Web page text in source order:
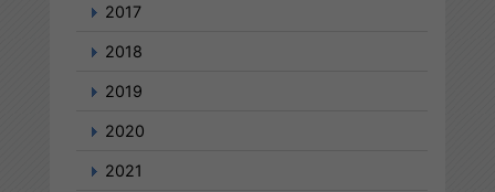
2017
2018
2019
2020
2021